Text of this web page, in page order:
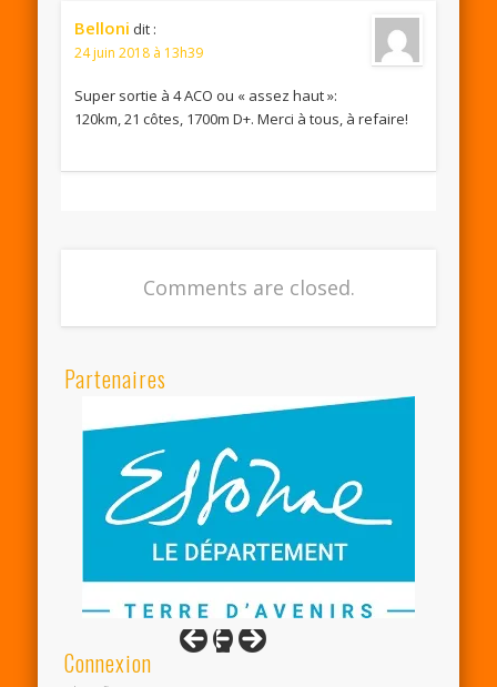
Belloni dit :
24 juin 2018 à 13h39
Super sortie à 4 ACO ou « assez haut »:
120km, 21 côtes, 1700m D+. Merci à tous, à refaire!
Comments are closed.
Partenaires
Connexion